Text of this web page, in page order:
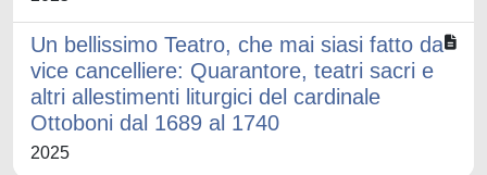
Un bellissimo Teatro, che mai siasi fatto da
vice cancelliere: Quarantore, teatri sacri e
altri allestimenti liturgici del cardinale
Ottoboni dal 1689 al 1740
2025